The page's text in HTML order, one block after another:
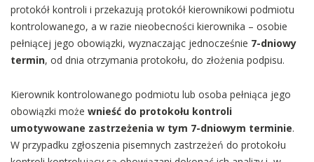
protokół kontroli i przekazują protokół kierownikowi podmiotu
kontrolowanego, a w razie nieobecności kierownika – osobie
pełniącej jego obowiązki, wyznaczając jednocześnie 7-dniowy
termin, od dnia otrzymania protokołu, do złożenia podpisu.
Kierownik kontrolowanego podmiotu lub osoba pełniąca jego
obowiązki może wnieść do protokołu kontroli
umotywowane zastrzeżenia w tym 7-dniowym terminie.
W przypadku zgłoszenia pisemnych zastrzeżeń do protokołu